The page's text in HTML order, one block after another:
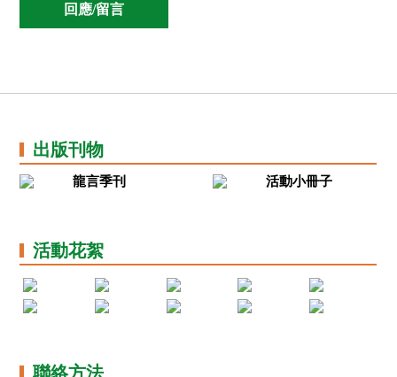
出版刊物
龍言季刊 活動小冊子
活動花絮
聯絡方法